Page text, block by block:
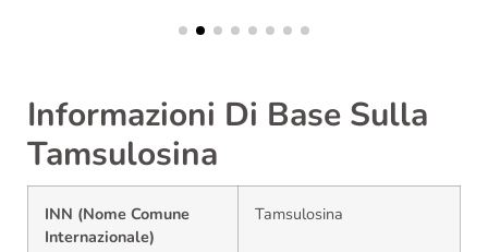
Informazioni Di Base Sulla
Tamsulosina
INN (Nome Comune
Internazionale)
Tamsulosina